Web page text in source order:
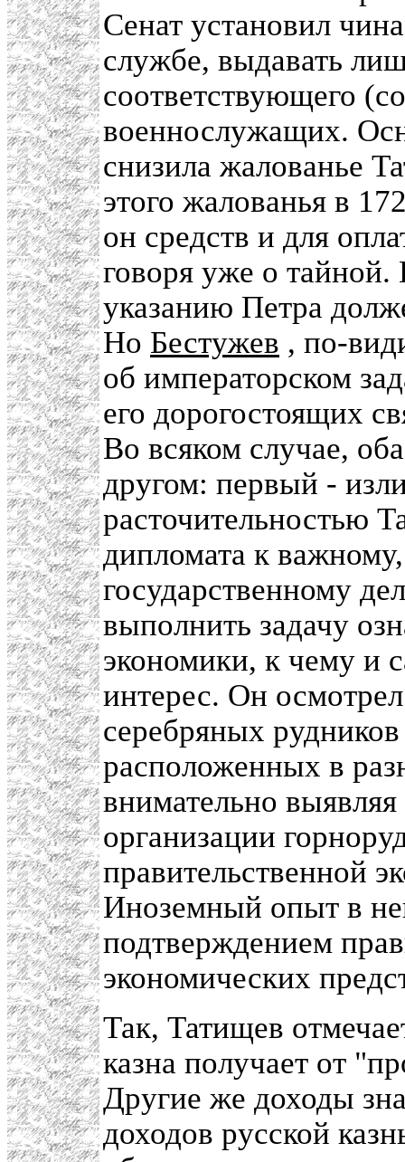
Сенат установил
службе, выдавать
соответствующего
военнослужащих.
снизила жалованье
этого жалованья в
он средств и для
говоря уже о тайной.
указанию Петра
Но Бестужев , по-
об императорском
его дорогостоящих
Во всяком случае,
другом: первый -
расточительностью
дипломата к
государственному
выполнить задачу
экономики, к чему и
интерес. Он
серебряных
расположенных в
внимательно
организации
правительственной
Иноземный опыт в
подтверждением
экономических
Так, Татищев
казна получает от
Другие же доходы
доходов русской